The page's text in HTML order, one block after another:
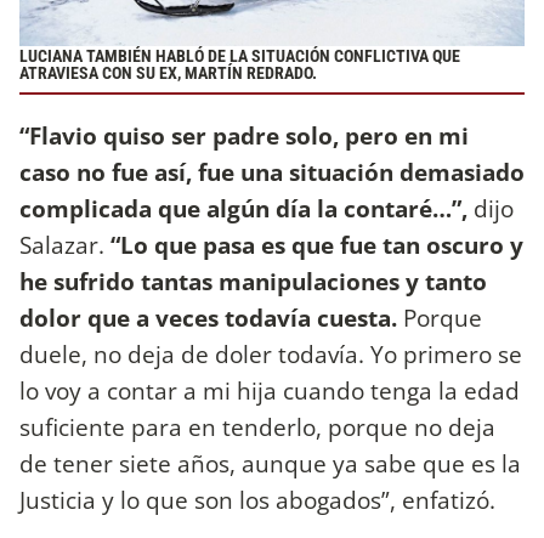
LUCIANA TAMBIÉN HABLÓ DE LA SITUACIÓN CONFLICTIVA QUE
ATRAVIESA CON SU EX, MARTÍN REDRADO.
“Flavio quiso ser padre solo, pero en mi
caso no fue así, fue una situación demasiado
complicada que algún día la contaré…”, dijo
Salazar. “Lo que pasa es que fue tan oscuro y
he sufrido tantas manipulaciones y tanto
dolor que a veces todavía cuesta. Porque
duele, no deja de doler todavía. Yo primero se
lo voy a contar a mi hija cuando tenga la edad
suficiente para en tenderlo, porque no deja
de tener siete años, aunque ya sabe que es la
Justicia y lo que son los abogados”, enfatizó.